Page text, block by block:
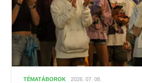
TÉMATÁBOROK 2026. 07. 08.